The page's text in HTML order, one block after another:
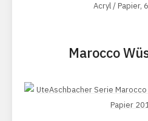
Acryl / Papier,
Marocco